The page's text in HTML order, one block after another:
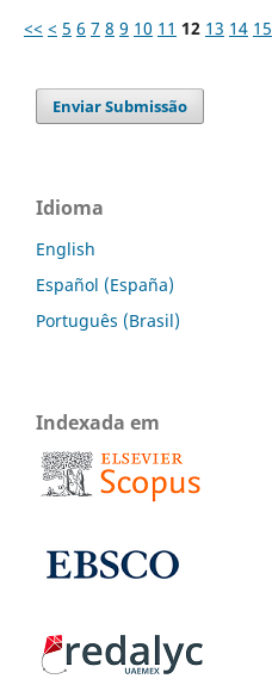
<< < 5 6 7 8 9 10 11 12 13 14 15
Enviar Submissão
Idioma
English
Español (España)
Português (Brasil)
Indexada em